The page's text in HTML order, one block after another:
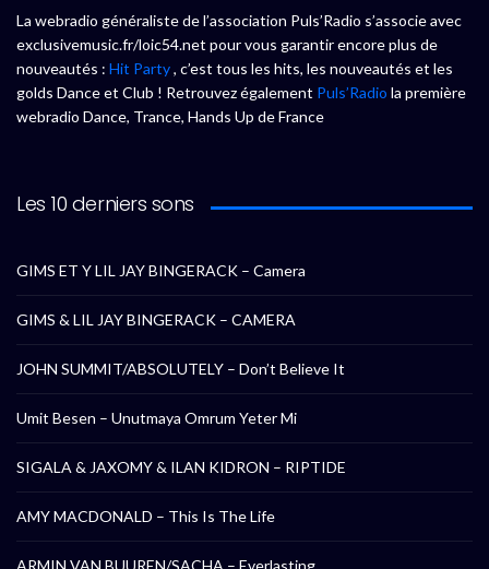
La webradio généraliste de l’association Puls’Radio s’associe avec
exclusivemusic.fr/loic54.net pour vous garantir encore plus de
nouveautés : Hit Party, c’est tous les hits, les nouveautés et les
golds Dance et Club ! Retrouvez également Puls’Radio la première
webradio Dance, Trance, Hands Up de France
Les 10 derniers sons
GIMS ET Y LIL JAY BINGERACK – Camera
GIMS & LIL JAY BINGERACK – CAMERA
JOHN SUMMIT/ABSOLUTELY – Don’t Believe It
Umit Besen – Unutmaya Omrum Yeter Mi
SIGALA & JAXOMY & ILAN KIDRON – RIPTIDE
AMY MACDONALD – This Is The Life